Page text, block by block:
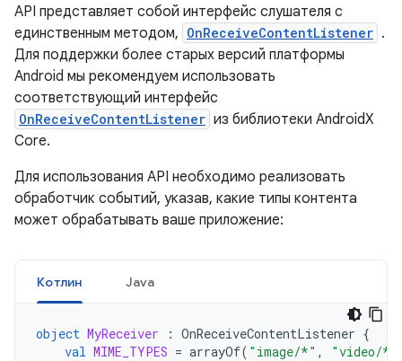
API представляет собой интерфейс слушателя с
единственным методом, OnReceiveContentListener .
Для поддержки более старых версий платформы
Android мы рекомендуем использовать
соответствующий интерфейс
OnReceiveContentListener из библиотеки AndroidX
Core.
Для использования API необходимо реализовать
обработчик событий, указав, какие типы контента
может обрабатывать ваше приложение:
Котлин Java
object MyReceiver : OnReceiveContentListener {
val MIME_TYPES = arrayOf( "image/*" , "video/*"